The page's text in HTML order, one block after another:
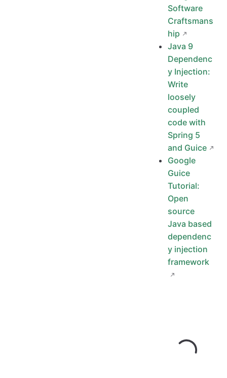
Software
Craftsmans
hip
Java 9
Dependenc
y Injection:
Write
loosely
coupled
code with
Spring 5
and Guice
Google
Guice
Tutorial:
Open
source
Java based
dependenc
y injection
framework